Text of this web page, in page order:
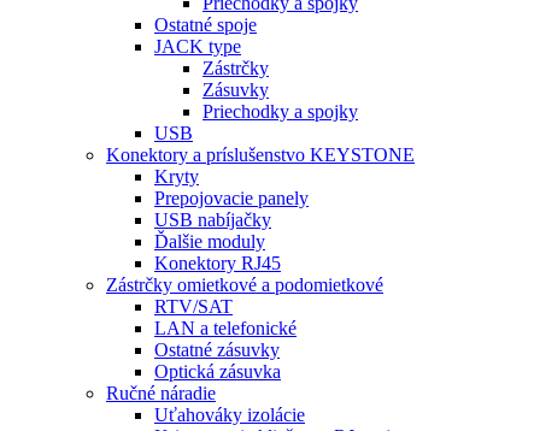
Ostatné spoje
JACK type
Zástrčky
Zásuvky
Priechodky a spojky
USB
Konektory a príslušenstvo KEYSTONE
Kryty
Prepojovacie panely
USB nabíjačky
Ďalšie moduly
Konektory RJ45
Zástrčky omietkové a podomietkové
RTV/SAT
LAN a telefonické
Ostatné zásuvky
Optická zásuvka
Ručné náradie
Uťahováky izolácie